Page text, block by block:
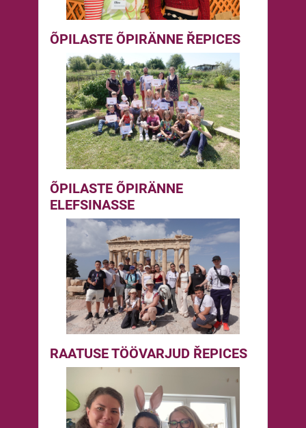
ÕPILASTE ÕPIRÄNNE ŘEPICES
ÕPILASTE ÕPIRÄNNE
ELEFSINASSE
RAATUSE TÖÖVARJUD ŘEPICES